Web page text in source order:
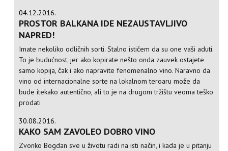
04.12.2016.
PROSTOR BALKANA IDE NEZAUSTAVLJIVO
NAPRED!
Imate nekoliko odličnih sorti. Stalno ističem da su one vaši aduti.
To je budućnost, jer ako kopirate nešto onda zauvek ostajete
samo kopija, čak i ako napravite fenomenalno vino. Naravno da
vino od internacionalne sorte na lokalnom teroaru može da
bude itekako autentično, ali to je na drugom tržištu veoma teško
prodati
30.08.2016.
KAKO SAM ZAVOLEO DOBRO VINO
Zvonko Bogdan sve u životu radi na isti način, i kada je u pitanju